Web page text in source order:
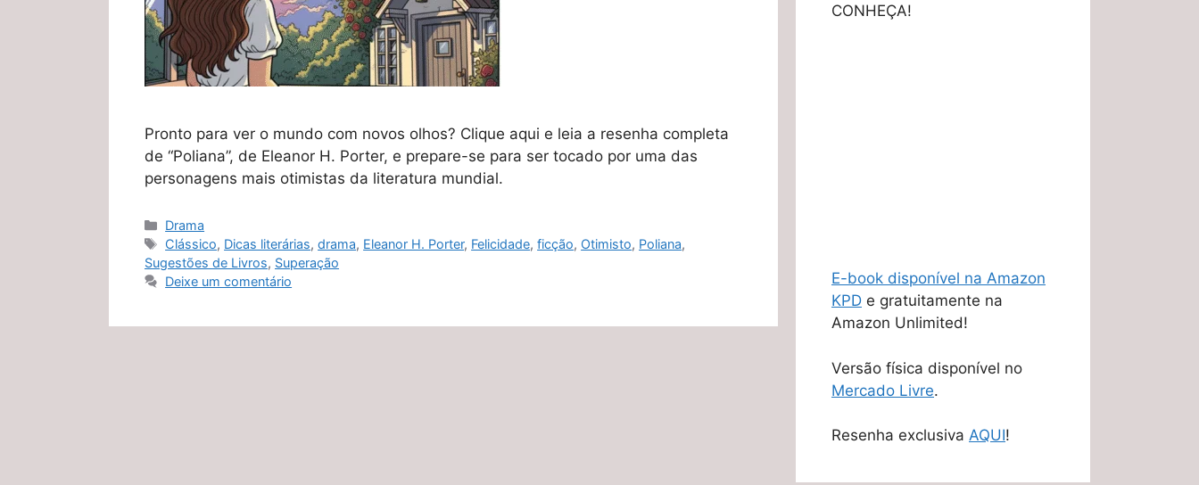
Pronto para ver o mundo com novos olhos? Clique aqui e leia a resenha completa
de “Poliana”, de Eleanor H. Porter, e prepare-se para ser tocado por uma das
personagens mais otimistas da literatura mundial.
Categorias
Drama
Tags
Clássico, Dicas literárias,drama, Eleanor H. Porter, Felicidade,ficção, Otimisto, Poliana,
Sugestões de Livros, Superação
Deixe um comentário
CONHEÇA!
E-book disponível na Amazon
KPD e gratuitamente na
Amazon Unlimited!
Versão física disponível no
Mercado Livre.
Resenha exclusiva AQUI!